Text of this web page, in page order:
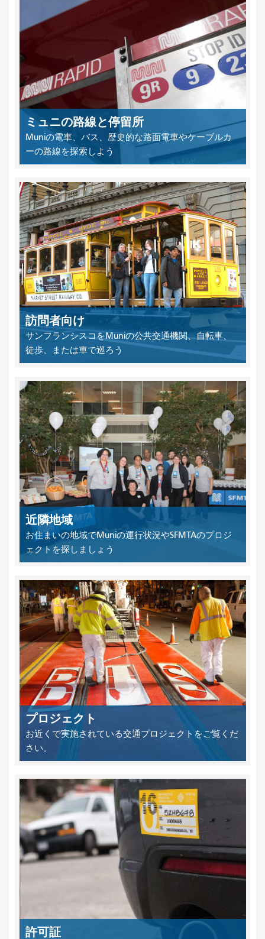
ミュニの路線と停留所
Muniの電車、バス、歴史的な路面電車やケーブルカ
ーの路線を探索しよう
訪問者向け
サンフランシスコをMuniの公共交通機関、自転車、
徒歩、または車で巡ろう
近隣地域
お住まいの地域でMuniの運行状況やSFMTAのプロジ
ェクトを探しましょう
プロジェクト
お近くで実施されている交通プロジェクトをご覧くだ
さい。
許可証